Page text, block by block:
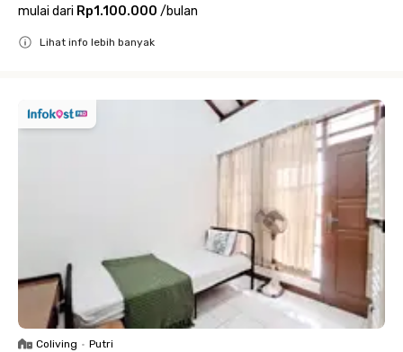
mulai dari Rp1.100.000 /bulan
Lihat info lebih banyak
Coliving • Putri